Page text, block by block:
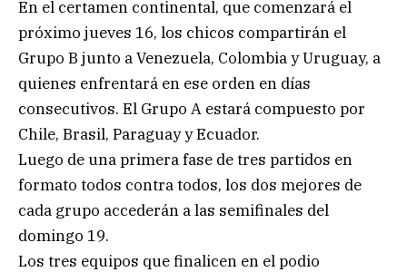
En el certamen continental, que comenzará el
próximo jueves 16, los chicos compartirán el
Grupo B junto a Venezuela, Colombia y Uruguay, a
quienes enfrentará en ese orden en días
consecutivos. El Grupo A estará compuesto por
Chile, Brasil, Paraguay y Ecuador.
Luego de una primera fase de tres partidos en
formato todos contra todos, los dos mejores de
cada grupo accederán a las semifinales del
domingo 19.
Los tres equipos que finalicen en el podio